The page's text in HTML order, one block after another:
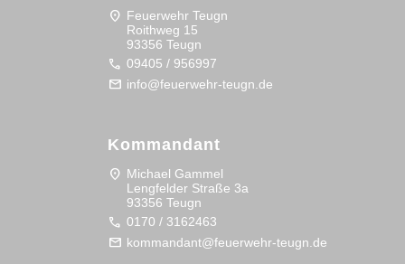
location_on Feuerwehr Teugn
Roithweg 15
93356 Teugn
call 09405 / 956997
mail info@feuerwehr-teugn.de
Kommandant
location_on Michael Gammel
Lengfelder Straße 3a
93356 Teugn
call 0170 / 3162463
mail kommandant@feuerwehr-teugn.de